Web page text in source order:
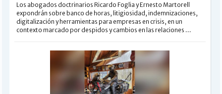
Los abogados doctrinarios Ricardo Foglia y Ernesto Martorell
expondrán sobre banco de horas, litigiosidad, indemnizaciones,
digitalización y herramientas para empresas en crisis, en un
contexto marcado por despidos y cambios en las relaciones ...